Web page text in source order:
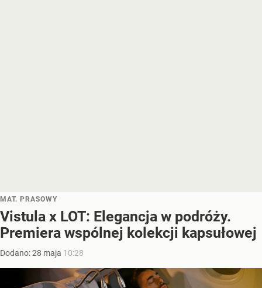
MAT. PRASOWY
Vistula x LOT: Elegancja w podróży.
Premiera wspólnej kolekcji kapsułowej
Dodano:28 maja 10:28